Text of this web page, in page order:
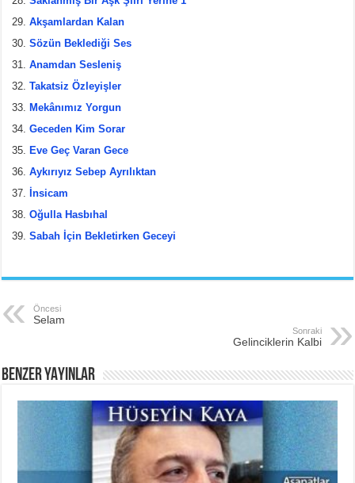
Akşamlardan Kalan
Sözün Beklediği Ses
Anamdan Sesleniş
Takatsiz Özleyişler
Mekânımız Yorgun
Geceden Kim Sorar
Eve Geç Varan Gece
Aykırıyız Sebep Ayrılıktan
İnsicam
Oğulla Hasbıhal
Sabah İçin Bekletirken Geceyi
Öncesi
Selam
Sonraki
Gelinciklerin Kalbi
BENZER YAYINLAR